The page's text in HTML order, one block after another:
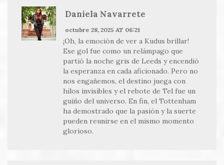
Daniela Navarrete
octubre 28, 2025 AT 06:21
¡Oh, la emoción de ver a Kudus brillar!
Ese gol fue como un relámpago que
partió la noche gris de Leeds y encendió
la esperanza en cada aficionado. Pero no
nos engañemos, el destino juega con
hilos invisibles y el rebote de Tel fue un
guiño del universo. En fin, el Tottenham
ha demostrado que la pasión y la suerte
pueden reunirse en el mismo momento
glorioso.